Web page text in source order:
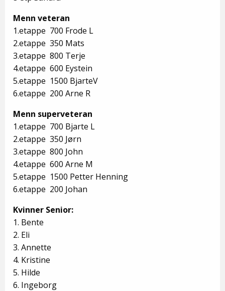
Menn veteran
1.etappe 700 Frode L
2.etappe 350 Mats
3.etappe 800 Terje
4.etappe 600 Eystein
5.etappe 1500 BjarteV
6.etappe 200 Arne R
Menn superveteran
1.etappe 700 Bjarte L
2.etappe 350 Jørn
3.etappe 800 John
4.etappe 600 Arne M
5.etappe 1500 Petter Henning
6.etappe 200 Johan
Kvinner Senior:
1. Bente
2. Eli
3. Annette
4. Kristine
5. Hilde
6. Ingeborg